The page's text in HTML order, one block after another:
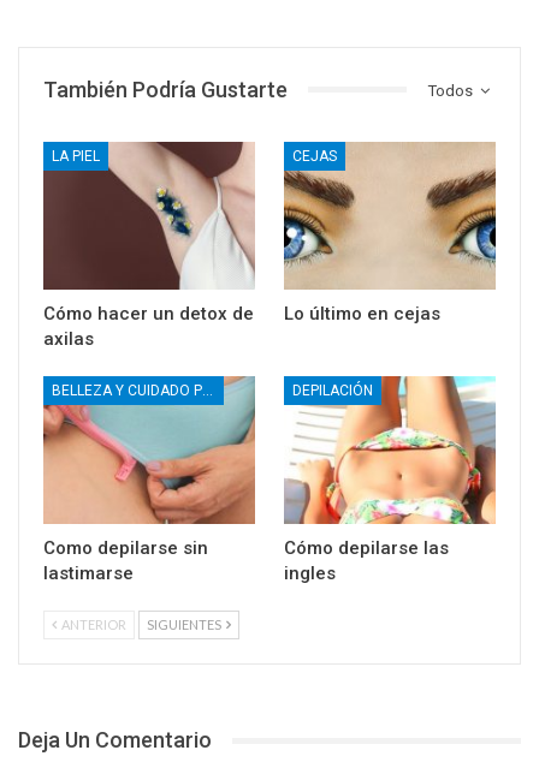
Todos
También Podría Gustarte
LA PIEL
Cómo hacer un detox de
axilas
CEJAS
Lo último en cejas
BELLEZA Y CUIDADO PERSONAL
Como depilarse sin
lastimarse
DEPILACIÓN
Cómo depilarse las
ingles
ANTERIOR SIGUIENTES
Deja Un Comentario